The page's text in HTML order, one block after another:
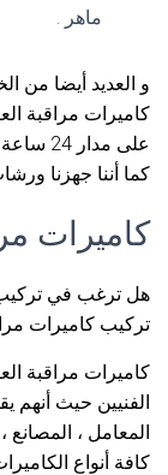
ماهر .
و العديد أيضا من
كاميرات مراقبة
على
كما أننا جهزنا
كاميرات
هل ترغب في
تركيب كاميرات
كاميرات مراقبة
الفنيين حيث أنهم
المعامل ،
كافة أنواع